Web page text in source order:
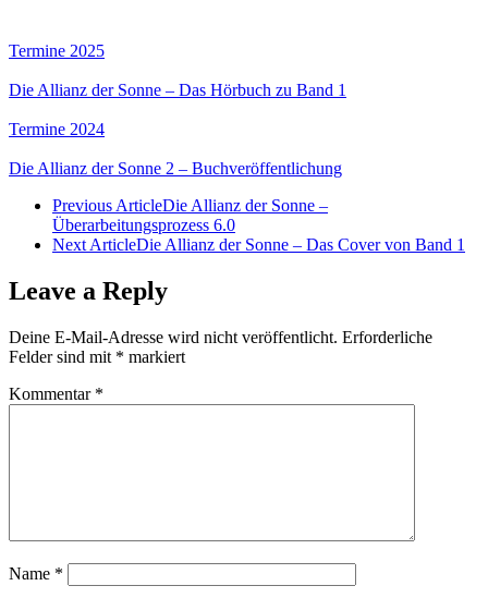
Termine 2025
Die Allianz der Sonne – Das Hörbuch zu Band 1
Termine 2024
Die Allianz der Sonne 2 – Buchveröffentlichung
Previous ArticleDie Allianz der Sonne –
Überarbeitungsprozess 6.0
Next ArticleDie Allianz der Sonne – Das Cover von Band 1
Leave a Reply
Deine E-Mail-Adresse wird nicht veröffentlicht. Erforderliche
Felder sind mit * markiert
Kommentar *
Name *